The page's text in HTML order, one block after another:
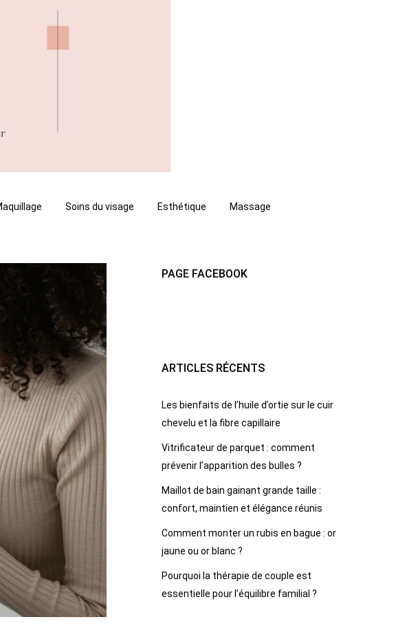
Soins du visage Esthétique Massage
PAGE FACEBOOK
ARTICLES RÉCENTS
Les bienfaits de l’huile d’ortie sur le cuir
chevelu et la fibre capillaire
Vitrificateur de parquet : comment
prévenir l’apparition des bulles ?
Maillot de bain gainant grande taille :
confort, maintien et élégance réunis
Comment monter un rubis en bague : or
jaune ou or blanc ?
Pourquoi la thérapie de couple est
essentielle pour l’équilibre familial ?